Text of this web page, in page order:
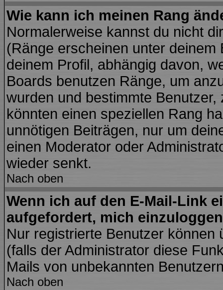
Wie kann ich meinen Rang
Normalerweise kannst du nicht
(Ränge erscheinen unter
deinem Profil, abhängig davon,
Boards benutzen Ränge, um
wurden und bestimmte
könnten einen speziellen Rang
unnötigen Beiträgen, nur um
einen Moderator oder
wieder senkt.
Nach oben
Wenn ich auf den E-Mail-Link
aufgefordert, mich
Nur registrierte Benutzer
(falls der Administrator diese
Mails von unbekannten
Nach oben